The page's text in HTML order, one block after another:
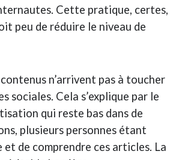
Cette pratique, certes,
peu de réduire le niveau de
n’arrivent pas à toucher
sociales. Cela s’explique par le
qui reste bas dans de
plusieurs personnes étant
et de comprendre ces articles. La